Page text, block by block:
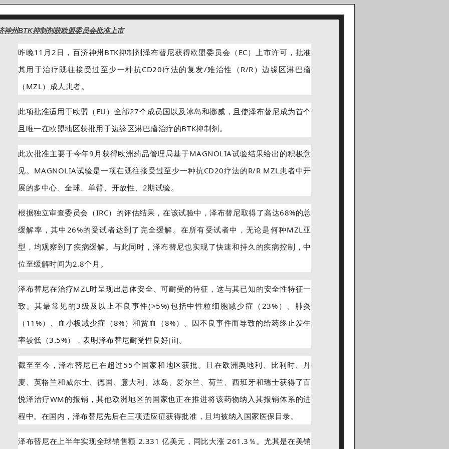
神州BTK抑制剂获欧盟委员会批准上市
昨晚11月2日，百济神州BTK抑制剂泽布替尼获得欧盟委员会（EC）上市许可，批准
其用于治疗既往接受过至少一种抗CD20疗法的复发/难治性（R/R）边缘区淋巴瘤
（MZL）成人患者。
此项批准适用于欧盟（EU）全部27个成员国以及冰岛和挪威，且使泽布替尼成为首个
且唯一在欧盟地区获批用于边缘区淋巴瘤治疗的BTK抑制剂。
此次批准主要于今年9月获得欧洲药品管理局基于MAGNOLIA试验结果给出的积极意
见。MAGNOLIA试验是一项在既往接受过至少一种抗CD20疗法的R/R MZL患者中开
展的多中心、全球、单臂、开放性、2期试验。
根据独立审查委员会（IRC）的评估结果，在该试验中，泽布替尼取得了高达68%的总
缓解率，其中26%的受试者达到了完全缓解。在所有受试者中，无论是何种MZL亚
型，均观察到了疾病缓解。与此同时，泽布替尼也实现了快速和持久的疾病控制，中
位至缓解时间为2.8个月。
泽布替尼在治疗MZL时呈现出总体安全、可耐受的特征，这与其已知的安全性特征一
致。其最常见的3级及以上不良事件(>5%)包括中性粒细胞减少症（23%）、肺炎
（11%）、血小板减少症（8%）和贫血（8%）。因不良事件而导致的给药终止发生
率较低（3.5%），表明泽布替尼耐受性良好[ii]。
截至至今，泽布替尼已在超过55个国家和地区获批。且在欧洲奥地利、比利时、丹
麦、英格兰和威尔士、德国、意大利、冰岛、爱尔兰、荷兰、西班牙和瑞士获得了百
悦泽治疗WM的报销，其他欧洲地区的国家也正在推进将该药物纳入其报销体系的进
程中。在国内，泽布替尼先后在三项适应症获得批准，且均被纳入国家医保目录。
泽布替尼在上半年实现全球销售额 2.331 亿美元，同比大涨 261.3％。尤其是在美销